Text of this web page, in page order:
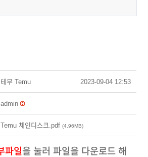
테무 Temu 2023-09-04 12:53
admin
Temu 체인디스크.pdf(4.96MB)
파일을 눌러 파일을 다운로드 해